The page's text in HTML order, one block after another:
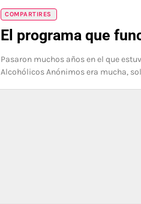
COMPARTIRES
El programa que
Pasaron muchos años en el que
Alcohólicos Anónimos era mucha,